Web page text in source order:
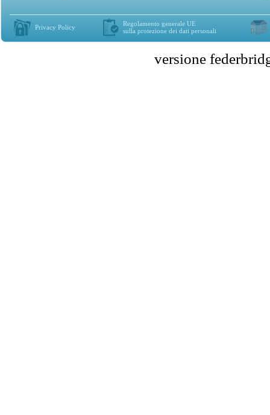
Privacy Policy
Regolamento generale UE
sulla protezione dei dati personali
versione